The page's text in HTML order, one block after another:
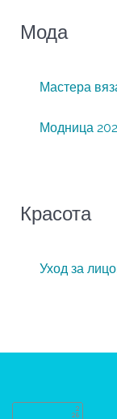
Мода
Мастера
Модница
Красота
Уход за